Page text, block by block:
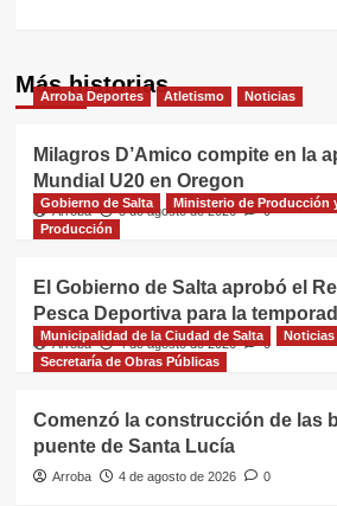
Más historias
Arroba Deportes Atletismo Noticias
Milagros D’Amico compite en la
Mundial U20 en Oregon
Arroba 5 de agosto de 2026 0
Gobierno de Salta Ministerio de Producción
Producción
El Gobierno de Salta aprobó el
Pesca Deportiva para la
Arroba 4 de agosto de 2026 0
Municipalidad de la Ciudad de Salta Noticias
Secretaría de Obras Públicas
Comenzó la construcción de las
puente de Santa Lucía
Arroba 4 de agosto de 2026 0